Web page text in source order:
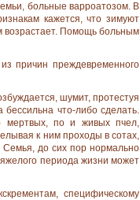
больные варроатозом. В
кажется, что зиму­ют
Помощь больным
причин преждевременного
шумит, протестуя
бессильна что-либо сде­лать.
мертвых, по и живых пчел,
к ним проходы в сотах,
до сих пор нормально
периода жизни может
специфическому